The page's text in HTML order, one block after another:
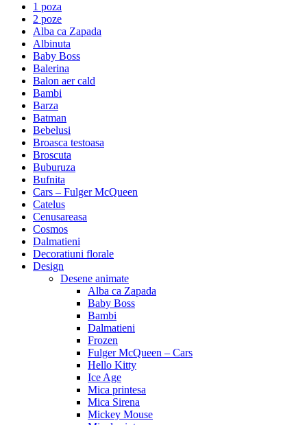
1 poza
2 poze
Alba ca Zapada
Albinuta
Baby Boss
Balerina
Balon aer cald
Bambi
Barza
Batman
Bebelusi
Broasca testoasa
Broscuta
Buburuza
Bufnita
Cars – Fulger McQueen
Catelus
Cenusareasa
Cosmos
Dalmatieni
Decoratiuni florale
Design
Desene animate
Alba ca Zapada
Baby Boss
Bambi
Dalmatieni
Frozen
Fulger McQueen – Cars
Hello Kitty
Ice Age
Mica printesa
Mica Sirena
Mickey Mouse